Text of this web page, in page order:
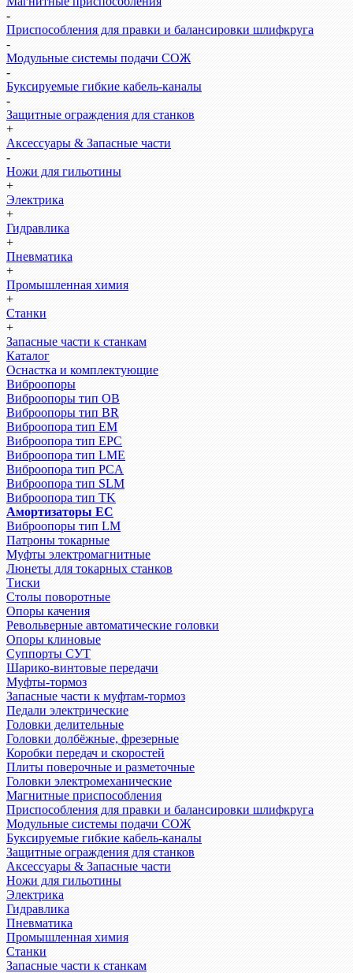
-
Приспособления для правки и балансировки шлифкруга
-
Модульные системы подачи СОЖ
-
Буксируемые гибкие кабель-каналы
-
Защитные ограждения для станков
+
Аксессуары & Запасные части
-
Ножи для гильотины
+
Электрика
+
Гидравлика
+
Пневматика
+
Промышленная химия
+
Станки
+
Запасные части к станкам
Каталог
Оснастка и комплектующие
Виброопоры
Виброопоры тип ОВ
Виброопоры тип BR
Виброопора тип EM
Виброопора тип EPC
Виброопора тип LME
Виброопора тип PCA
Виброопора тип SLM
Виброопора тип TK
Амортизаторы EC
Виброопоры тип LM
Патроны токарные
Муфты электромагнитные
Люнеты для токарных станков
Тиски
Столы поворотные
Опоры качения
Револьверные автоматические головки
Опоры клиновые
Суппорты СУТ
Шарико-винтовые передачи
Муфты-тормоз
Запасные части к муфтам-тормоз
Педали электрические
Головки делительные
Головки долбёжные, фрезерные
Коробки передач и скоростей
Плиты поверочные и разметочные
Головки электромеханические
Магнитные приспособления
Приспособления для правки и балансировки шлифкруга
Модульные системы подачи СОЖ
Буксируемые гибкие кабель-каналы
Защитные ограждения для станков
Аксессуары & Запасные части
Ножи для гильотины
Электрика
Гидравлика
Пневматика
Промышленная химия
Станки
Запасные части к станкам